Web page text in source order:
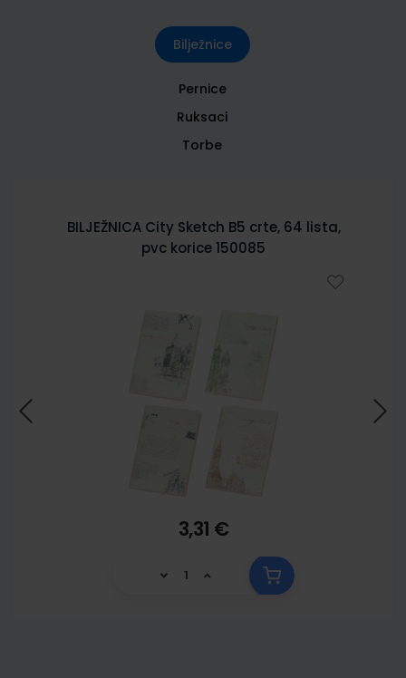
Bilježnice
Pernice
Ruksaci
Torbe
BILJEŽNICA City Sketch B5 crte, 64 lista,
pvc korice 150085
3,31 €